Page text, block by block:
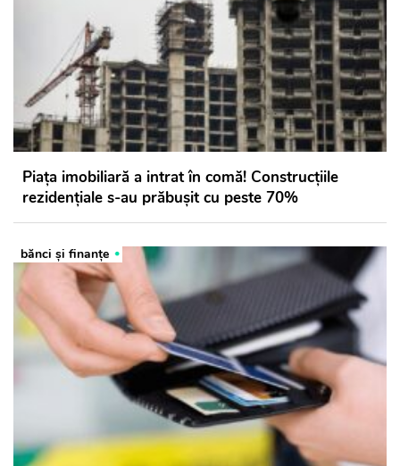
Piața imobiliară a intrat în comă! Construcțiile
rezidențiale s-au prăbușit cu peste 70%
bănci şi finanţe